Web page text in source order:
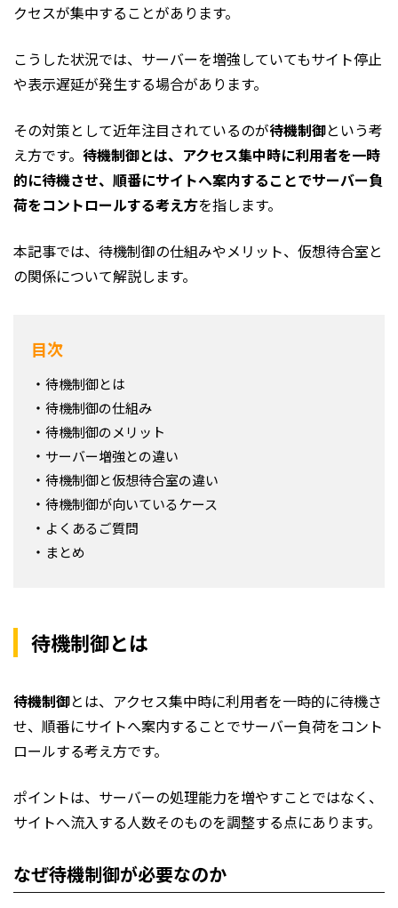
クセスが集中することがあります。
こうした状況では、サーバーを増強していてもサイト停止
や表示遅延が発生する場合があります。
その対策として近年注目されているのが待機制御という考
え方です。 待機制御とは、アクセス集中時に利用者を一時
的に待機させ、順番にサイトへ案内することでサーバー負
荷をコントロールする考え方を指します。
本記事では、待機制御の仕組みやメリット、仮想待合室と
の関係について解説します。
目次
待機制御とは
待機制御の仕組み
待機制御のメリット
サーバー増強との違い
待機制御と仮想待合室の違い
待機制御が向いているケース
よくあるご質問
まとめ
待機制御とは
待機制御とは、アクセス集中時に利用者を一時的に待機さ
せ、順番にサイトへ案内することでサーバー負荷をコント
ロールする考え方です。
ポイントは、サーバーの処理能力を増やすことではなく、
サイトへ流入する人数そのものを調整する点にあります。
なぜ待機制御が必要なのか